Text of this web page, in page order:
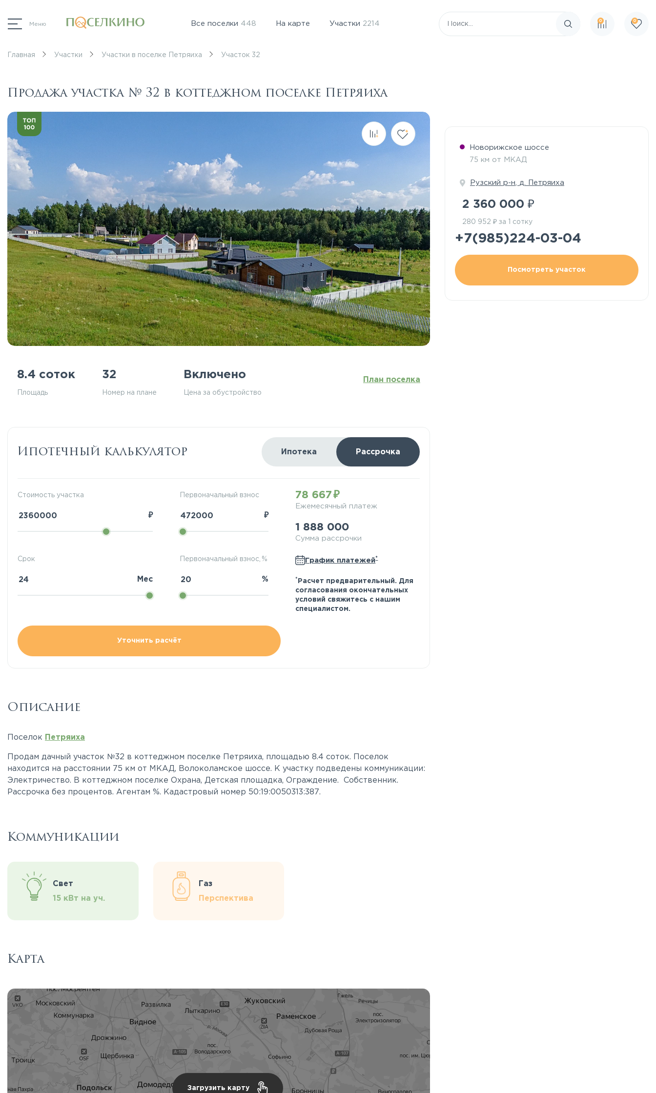
Меню Все поселки 448 На карте Участки 2214
Поиск по сайту
0 0
Главная Участки Участки в поселке Петряиха Участок 32
Продажа участка № 32 в коттеджном поселке Петряиха
8.4 соток
Площадь
32
Номер на плане
Включено
Цена за обустройство
План поселка
Ипотечный калькулятор Ипотека Рассрочка
Стоимость участка
₽
Первоначальный взнос
₽
Срок
Мес
Первоначальный взнос, %
%
Уточнить расчёт
78 667
Ежемесячный платеж
1 888 000
Сумма рассрочки
График платежей*
* Расчет предварительный. Для
согласования окончательных
условий свяжитесь с нашим
специалистом.
Описание
Поселок Петряиха
Продам дачный участок №32 в коттеджном поселке Петряиха, площадью 8.4 соток. Поселок
находится на расстоянии 75 км от МКАД, Волоколамское шоссе. К участку подведены коммуникации:
Электричество. В коттеджном поселке Охрана, Детская площадка, Ограждение. Собственник.
Рассрочка без процентов. Агентам %. Кадастровый номер 50:19:0050313:387.
Коммуникации
Свет
15 кВт на уч.
Газ
Перспектива
Карта
Загрузить карту
Новорижское шоссе
75 км от МКАД
Рузский р-н д. Петряиха
2 360 000 ₽
280 952 ₽ за 1 сотку
+7(985)224-03-04
Посмотреть участок